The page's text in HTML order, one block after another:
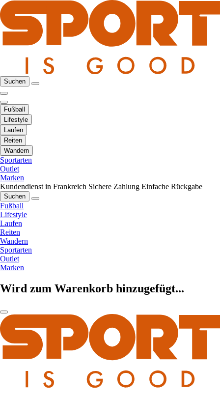
Suchen
Fußball
Lifestyle
Laufen
Reiten
Wandern
Sportarten
Outlet
Marken
Kundendienst in Frankreich Sichere Zahlung Einfache Rückgabe
Suchen
Fußball
Lifestyle
Laufen
Reiten
Wandern
Sportarten
Outlet
Marken
Wird zum Warenkorb hinzugefügt...